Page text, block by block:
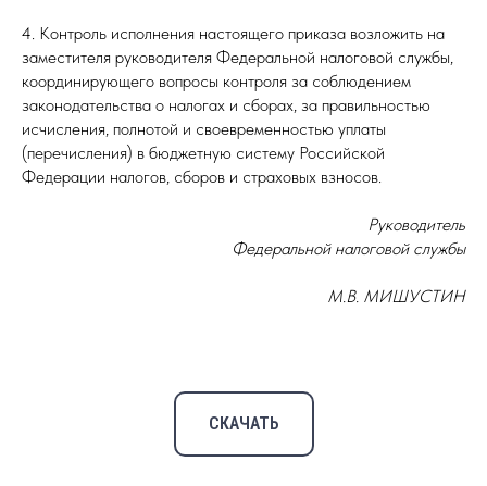
4. Контроль исполнения настоящего приказа возложить на
заместителя руководителя Федеральной налоговой службы,
координирующего вопросы контроля за соблюдением
законодательства о налогах и сборах, за правильностью
исчисления, полнотой и своевременностью уплаты
(перечисления) в бюджетную систему Российской
Федерации налогов, сборов и страховых взносов.
Руководитель
Федеральной налоговой службы
М.В. МИШУСТИН
СКАЧАТЬ